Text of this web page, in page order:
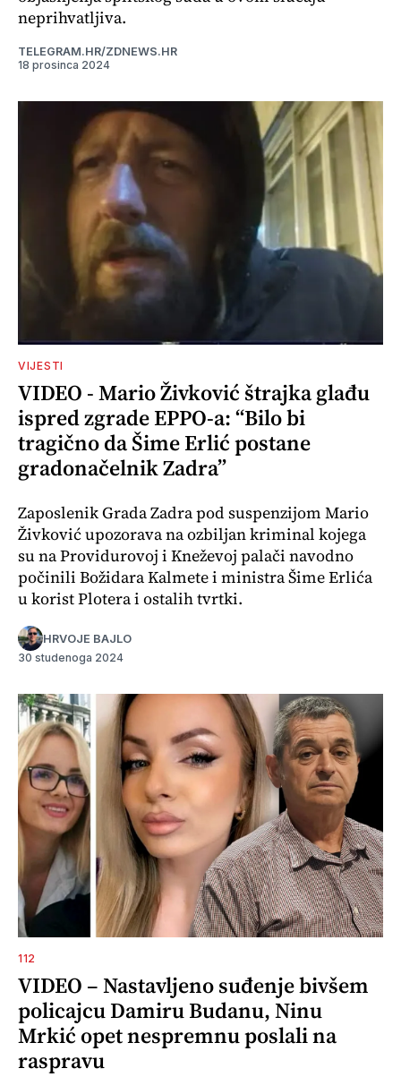
neprihvatljiva.
TELEGRAM.HR/ZDNEWS.HR
18 prosinca 2024
VIJESTI
VIDEO - Mario Živković štrajka glađu
ispred zgrade EPPO-a: “Bilo bi
tragično da Šime Erlić postane
gradonačelnik Zadra”
Zaposlenik Grada Zadra pod suspenzijom Mario
Živković upozorava na ozbiljan kriminal kojega
su na Providurovoj i Kneževoj palači navodno
počinili Božidara Kalmete i ministra Šime Erlića
u korist Plotera i ostalih tvrtki.
HRVOJE BAJLO
30 studenoga 2024
112
VIDEO – Nastavljeno suđenje bivšem
policajcu Damiru Budanu, Ninu
Mrkić opet nespremnu poslali na
raspravu